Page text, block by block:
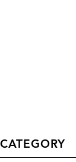
CATEGORY